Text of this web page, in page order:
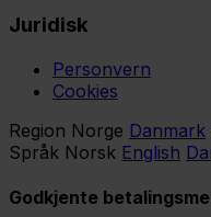
Juridisk
Personvern
Cookies
Region Norge Danmark
Språk Norsk English
Godkjente